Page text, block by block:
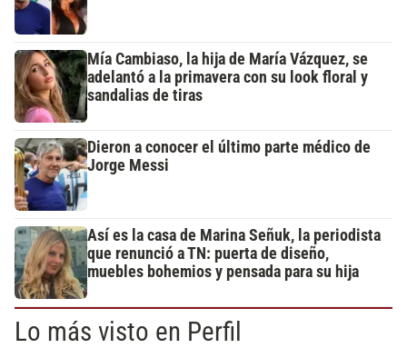
Mía Cambiaso, la hija de María Vázquez, se
adelantó a la primavera con su look floral y
sandalias de tiras
Dieron a conocer el último parte médico de
Jorge Messi
Así es la casa de Marina Señuk, la periodista
que renunció a TN: puerta de diseño,
muebles bohemios y pensada para su hija
Lo más visto en Perfil